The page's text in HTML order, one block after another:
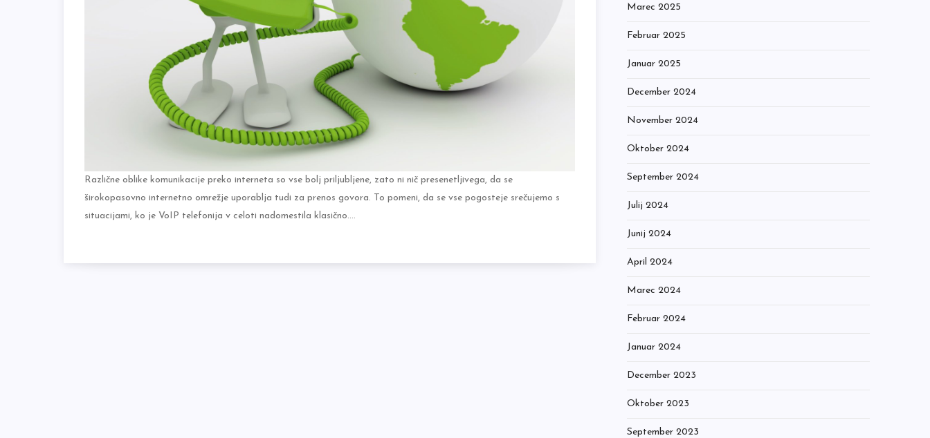
Različne oblike komunikacije preko interneta so vse bolj priljubljene, zato ni nič presenetljivega, da se
širokopasovno internetno omrežje uporablja tudi za prenos govora. To pomeni, da se vse pogosteje srečujemo s
situacijami, ko je VoIP telefonija v celoti nadomestila klasično.…
Marec 2025
Februar 2025
Januar 2025
December 2024
November 2024
Oktober 2024
September 2024
Julij 2024
Junij 2024
April 2024
Marec 2024
Februar 2024
Januar 2024
December 2023
Oktober 2023
September 2023